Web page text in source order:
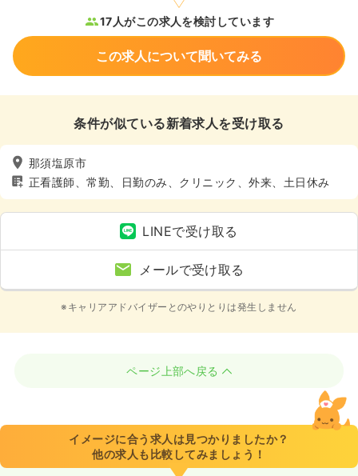
17人がこの求人を検討しています
この求人について聞いてみる
条件が似ている新着求人を受け取る
那須塩原市
正看護師、常勤、日勤のみ、クリニック、外来、土日休み
LINEで受け取る
メールで受け取る
※キャリアアドバイザーとのやりとりは発生しません
ページ上部へ戻る
イメージに合う求人は見つかりましたか？
他の求人も比較してみましょう！